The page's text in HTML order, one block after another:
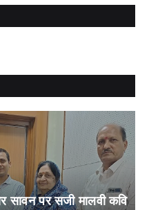
पर सजी मालवी कवि